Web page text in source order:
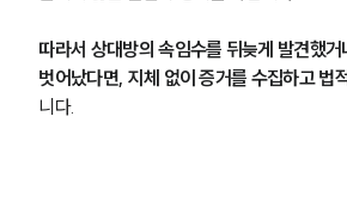
따라서 상대방의 속임수를 뒤늦게 발견했
벗어났다면, 지체 없이 증거를 수집하고 법
니다.